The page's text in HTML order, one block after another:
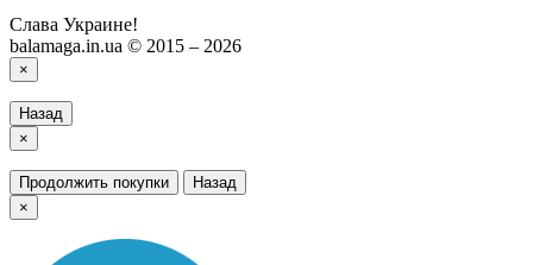
Слава Украине!
balamaga.in.ua © 2015 – 2026
×
Назад
×
Продолжить покупки
Назад
×